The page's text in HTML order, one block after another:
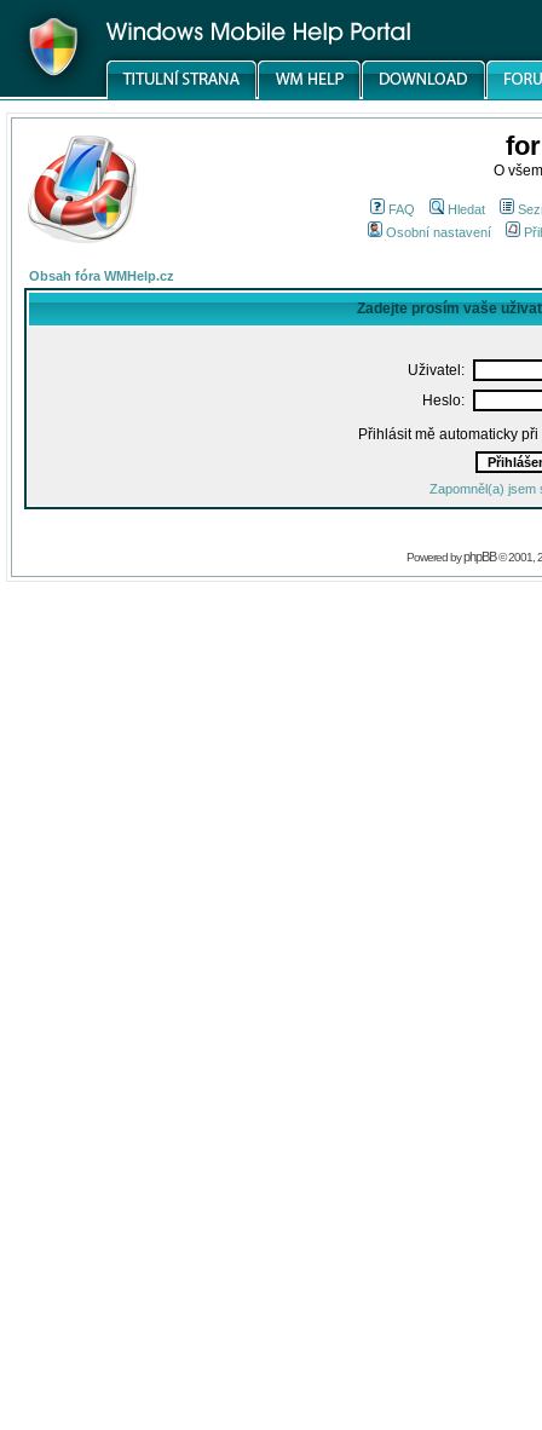
O
FAQ Hledat
Osobní nastavení
Obsah fóra WMHelp.cz
Zadejte prosím vaše
Uživatel:
Heslo:
Přihlásit mě automaticky
Zapomněl(a) jsem
Powered byphpBB© 2001,